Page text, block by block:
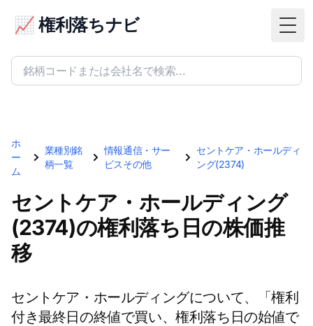
📈 権利落ちナビ
ホ
ー
ム
業種別銘
柄一覧
情報通信・サー
ビスその他
セントケア・ホールディ
ング(2374)
セントケア・ホールディング
(2374)の権利落ち日の株価推
移
セントケア・ホールディングについて、「権利
付き最終日の終値で買い、権利落ち日の始値で